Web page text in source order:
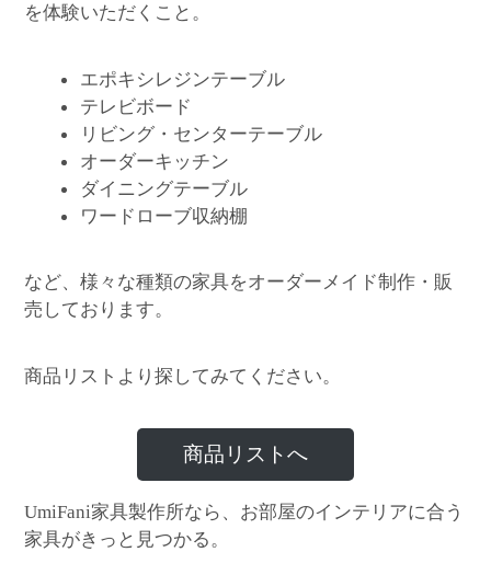
を体験いただくこと。
エポキシレジンテーブル
テレビボード
リビング・センターテーブル
オーダーキッチン
ダイニングテーブル
ワードローブ収納棚
など、様々な種類の家具をオーダーメイド制作・販
売しております。
商品リストより探してみてください。
商品リストへ
UmiFani家具製作所なら、お部屋のインテリアに合う
家具がきっと見つかる。